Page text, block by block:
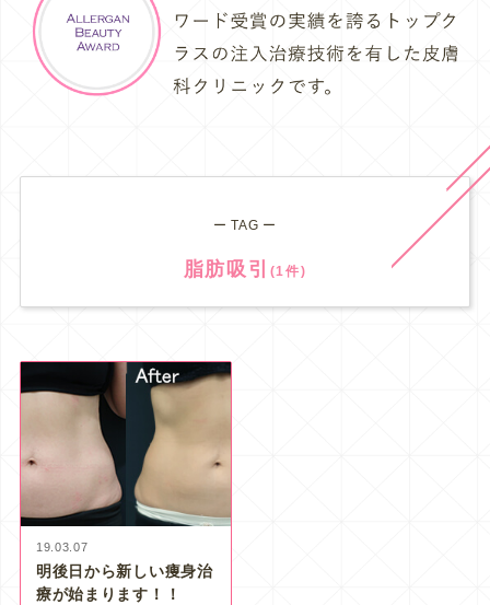
ー TAG ー
脂肪吸引 (1件)
19.03.07
明後日から新しい痩身治
療が始まります！！